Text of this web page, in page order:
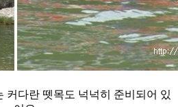
커다란 뗏목도 넉넉히 준비되어 있